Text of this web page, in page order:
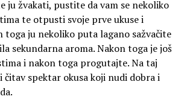
ju žvakati, pustite da vam se nekoliko
te otpusti svoje prve ukuse i
toga ju nekoliko puta lagano sažvačite
sekundarna aroma. Nakon toga je još
i nakon toga progutajte. Na taj
čitav spektar okusa koji nudi dobra i